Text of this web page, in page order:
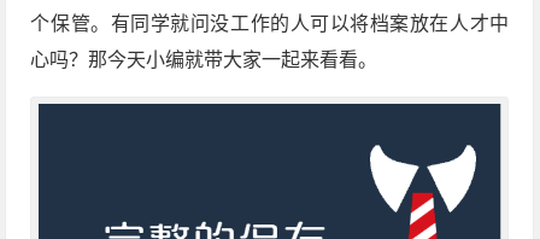
个保管。有同学就问没工作的人可以将档案放在人才中
心吗？那今天小编就带大家一起来看看。